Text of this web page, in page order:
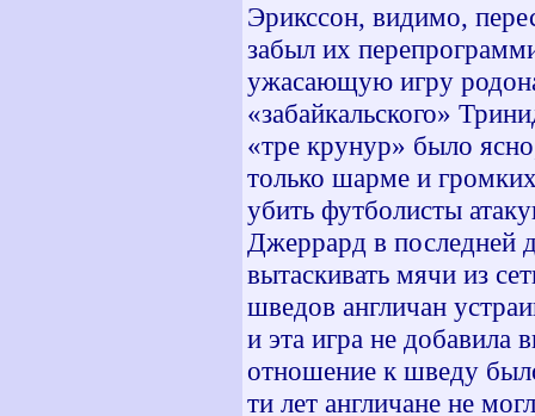
Эрикссон, видимо,
забыл их
ужасающую игру
«забайкальского»
«тре крунур» было
только шарме и
убить футболисты
Джеррард в последней
вытаскивать мячи из
шведов англичан
и эта игра не добавила
отношение к шведу
ти лет англичане не